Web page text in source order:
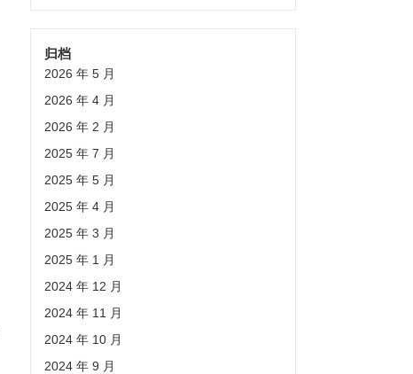
归档
2026 年 5 月
2026 年 4 月
2026 年 2 月
2025 年 7 月
2025 年 5 月
2025 年 4 月
2025 年 3 月
2025 年 1 月
2024 年 12 月
2024 年 11 月
2024 年 10 月
2024 年 9 月